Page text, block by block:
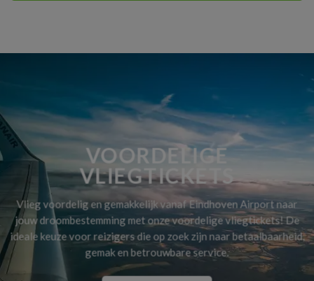
VOORDELIGE
VLIEGTICKETS
Vlieg voordelig en gemakkelijk vanaf Eindhoven Airport naar
jouw droombestemming met onze voordelige vliegtickets! De
ideale keuze voor reizigers die op zoek zijn naar betaalbaarheid,
gemak en betrouwbare service.